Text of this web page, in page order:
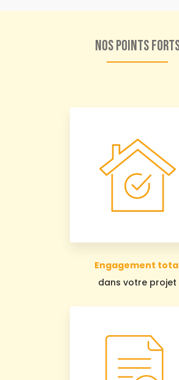
Nos points
Engagement
dans votre projet